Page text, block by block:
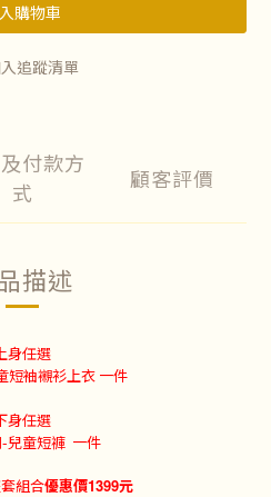
購物車
追蹤清單
付款方
式
顧客評價
描述
身任選
短袖襯衫上衣 一件
身任選
兒童短褲 一件
組合優惠價1399元